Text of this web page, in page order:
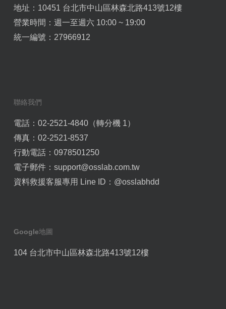
地址：10451 台北市中山區林森北路413號12樓
營業時間：週一至週六 10:00 ~ 19:00
統一編號：27966912
聯絡我們
電話：02-2521-4840（轉分機 1）
傳真：02-2521-8537
行動電話：0978501250
電子郵件： support@osslab.com.tw
資料救援客服專用 Line ID： @osslabhdd
Google地圖
104 台北市中山區林森北路413號12樓